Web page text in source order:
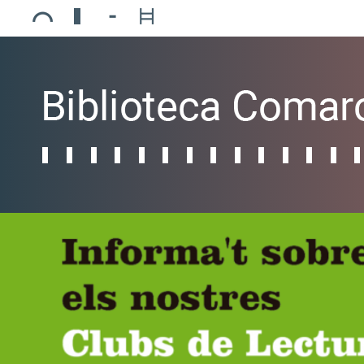
Ajuntament de Mollerussa
Biblioteca Comarcal Jaume Vila
Piscines de Mollerussa